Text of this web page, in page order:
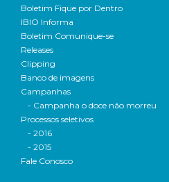
Boletim Fique por Dentro
IBIO Informa
Boletim Comunique-se
Releases
Clipping
Banco de imagens
Campanhas
- Campanha o doce não morreu
Processos seletivos
- 2016
- 2015
Fale Conosco